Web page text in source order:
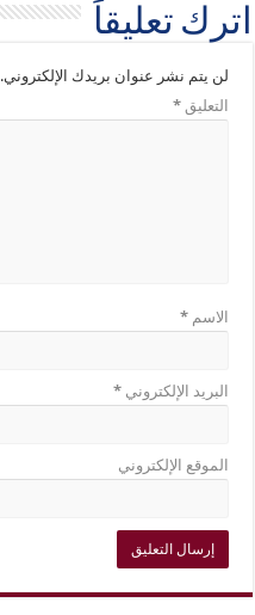
اترك تعليقاً
لن يتم نشر عنوان بريدك الإلكتروني.
التعليق*
الاسم*
البريد الإلكتروني*
الموقع الإلكتروني